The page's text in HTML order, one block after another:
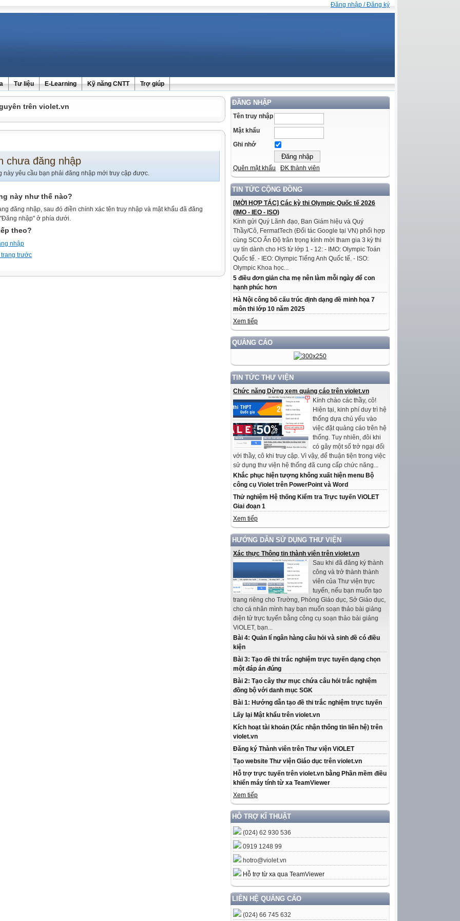
Đăng nhập / Đăng ký
Tư liệu E-Learning Kỹ năng CNTT Trợ giúp
ĐĂNG NHẬP
Tên truy nhập
Mật khẩu
Ghi nhớ
Quên mật khẩu ĐK thành viên
TIN TỨC CỘNG ĐỒNG
[MỜI HỢP TÁC] Các kỳ thi Olympic Quốc tế 2026
(IMO - IEO - ISO)
Kính gửi Quý Lãnh đạo, Ban Giám hiệu và Quý
Thầy/Cô, FermatTech (Đối tác Google tại VN) phối hợp
cùng SCO Ấn Độ trân trọng kính mời tham gia 3 kỳ thi
uy tín dành cho HS từ lớp 1 - 12: - IMO: Olympic Toán
Quốc tế. - IEO: Olympic Tiếng Anh Quốc tế. - ISO:
Olympic Khoa học...
5 điều đơn giản cha mẹ nên làm mỗi ngày để con
hạnh phúc hơn
Hà Nội công bố cấu trúc định dạng đề minh họa 7
môn thi lớp 10 năm 2025
Xem tiếp
QUẢNG CÁO
TIN TỨC THƯ VIỆN
Chức năng Dừng xem quảng cáo trên violet.vn
Kính chào các thầy, cô!
Hiện tại, kinh phí duy trì hệ
thống dựa chủ yếu vào
việc đặt quảng cáo trên hệ
thống. Tuy nhiên, đôi khi
có gây một số trở ngại đối
với thầy, cô khi truy cập. Vì vậy, để thuận tiện trong việc
sử dụng thư viện hệ thống đã cung cấp chức năng...
Khắc phục hiện tượng không xuất hiện menu Bộ
công cụ Violet trên PowerPoint và Word
Thử nghiệm Hệ thống Kiểm tra Trực tuyến ViOLET
Giai đoạn 1
Xem tiếp
HƯỚNG DẪN SỬ DỤNG THƯ VIỆN
Xác thực Thông tin thành viên trên violet.vn
Sau khi đã đăng ký thành
công và trở thành thành
viên của Thư viện trực
tuyến, nếu bạn muốn tạo
trang riêng cho Trường, Phòng Giáo dục, Sở Giáo dục,
cho cá nhân mình hay bạn muốn soạn thảo bài giảng
điện tử trực tuyến bằng công cụ soạn thảo bài giảng
ViOLET, bạn...
Bài 4: Quản lí ngân hàng câu hỏi và sinh đề có điều
kiện
Bài 3: Tạo đề thi trắc nghiệm trực tuyến dạng chọn
một đáp án đúng
Bài 2: Tạo cây thư mục chứa câu hỏi trắc nghiệm
đồng bộ với danh mục SGK
Bài 1: Hướng dẫn tạo đề thi trắc nghiệm trực tuyến
Lấy lại Mật khẩu trên violet.vn
Kích hoạt tài khoản (Xác nhận thông tin liên hệ) trên
violet.vn
Đăng ký Thành viên trên Thư viện ViOLET
Tạo website Thư viện Giáo dục trên violet.vn
Hỗ trợ trực tuyến trên violet.vn bằng Phần mềm điều
khiển máy tính từ xa TeamViewer
Xem tiếp
HỖ TRỢ KĨ THUẬT
(024) 62 930 536
0919 1248 99
hotro@violet.vn
Hỗ trợ từ xa qua TeamViewer
LIÊN HỆ QUẢNG CÁO
(024) 66 745 632
trên violet.vn
chưa đăng nhập
này yêu cầu bạn phải đăng nhập mới truy cập được.
này như thế nào?
đăng nhập, sau đó điền chính xác tên truy nhập và mật khẩu đã đăng
nhập" ở phía dưới.
theo?
nhập
trước